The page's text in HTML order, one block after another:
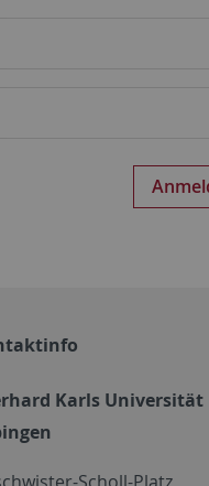
Karls Universität